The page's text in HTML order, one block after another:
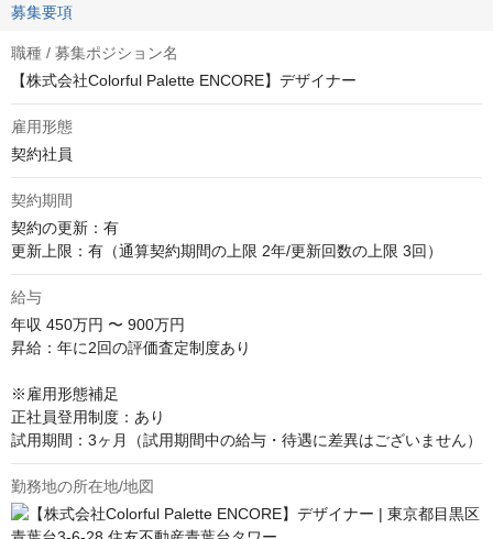
募集要項
職種 / 募集ポジション名
【株式会社Colorful Palette ENCORE】デザイナー
雇用形態
契約社員
契約期間
契約の更新：有
更新上限：有（通算契約期間の上限 2年/更新回数の上限 3回）
給与
年収 450万円 〜 900万円
昇給：年に2回の評価査定制度あり
※雇用形態補足
正社員登用制度：あり
試用期間：3ヶ月（試用期間中の給与・待遇に差異はございません）
勤務地の所在地/地図